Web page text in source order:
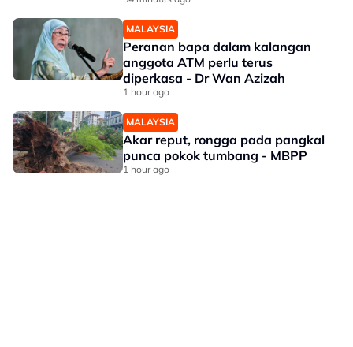
MALAYSIA
Peranan bapa dalam kalangan
anggota ATM perlu terus
diperkasa - Dr Wan Azizah
1 hour ago
MALAYSIA
Akar reput, rongga pada pangkal
punca pokok tumbang - MBPP
1 hour ago